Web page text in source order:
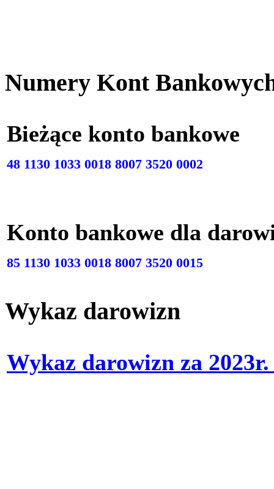
Numery Kont
Bieżące konto
48 1130 1033 0018 8007 3520 0002
Konto bankowe dla
85 1130 1033 0018 8007 3520 0015
Wykaz darowizn
Wykaz darowizn za